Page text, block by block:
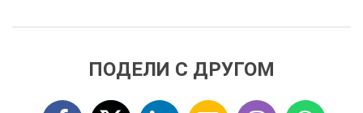
ПОДЕЛИ С ДРУГОМ